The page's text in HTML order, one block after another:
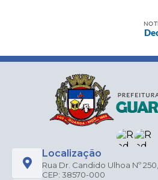
Localização
Rua Dr. Candido Ulhoa Nº
CEP: 38570-000